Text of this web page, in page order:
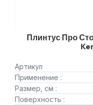
Плинтус Про
Артикул
Применение :
Размер, см :
Поверхность :